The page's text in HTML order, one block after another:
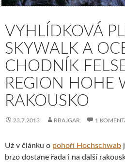
VYHLÍDKOVÁ
SKYWALK A
CHODNÍK
REGION HOHE
RAKOUSKO
23.7.2013 RBAJGAR 1
Už v článku o pohoří Hochschwab
brzo dostane řada i na další